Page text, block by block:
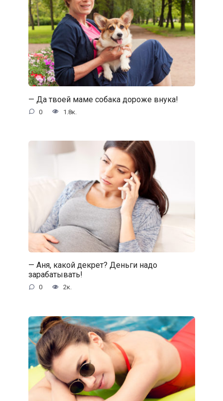
— Да твоей маме собака дороже внука!
0 1.8к.
— Аня, какой декрет? Деньги надо
зарабатывать!
0 2к.